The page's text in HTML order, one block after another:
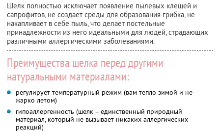
Шелк полностью исключает появление пылевых клещей и
сапрофитов, не создаёт среды для образования грибка, не
накапливает в себе пыль, что делает постельные
принадлежности из него идеальными для людей, страдающих
различными аллергическими заболеваниями.
Преимущества шелка перед другими
натуральными материалами:
регулирует температурный режим (вам тепло зимой и не
жарко летом)
гипоаллергенность (шелк – единственный природный
материал, который не вызывает никаких аллергических
реакций)